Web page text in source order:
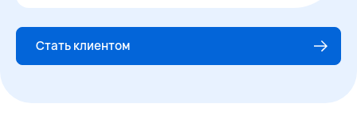
Стать клиентом